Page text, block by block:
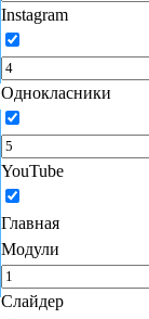
Instagram
Однокласники
YouTube
Главная
Модули
Слайдер